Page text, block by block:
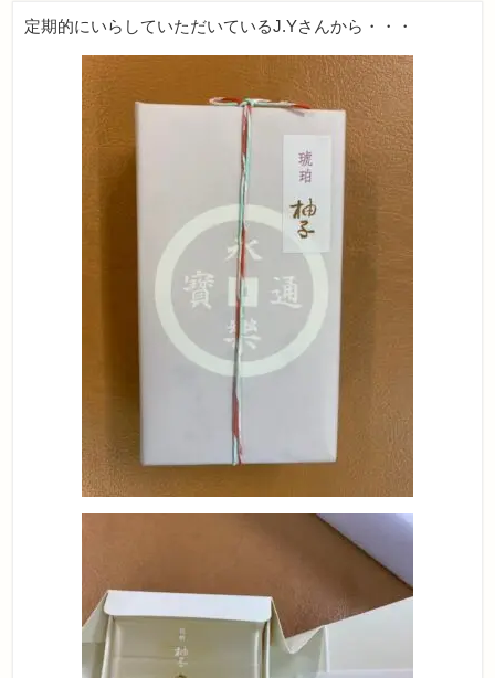
定期的にいらしていただいているJ.Yさんから・・・